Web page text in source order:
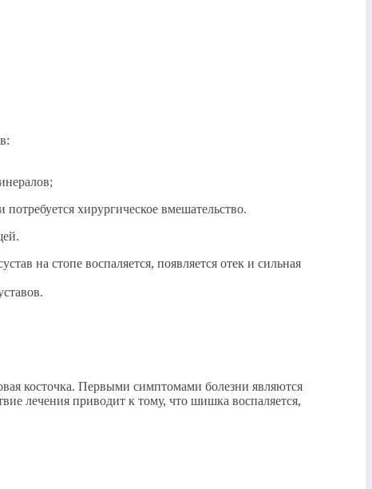
хирургическое вмешательство.
на стопе воспаляется, появляется отек и сильная
косточка. Первыми симптомами болезни являются
лечения приводит к тому, что шишка воспаляется,